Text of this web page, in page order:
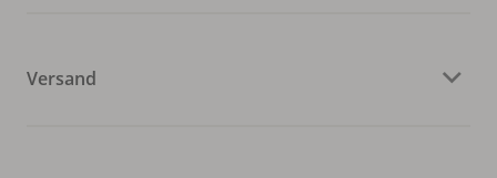
Versand